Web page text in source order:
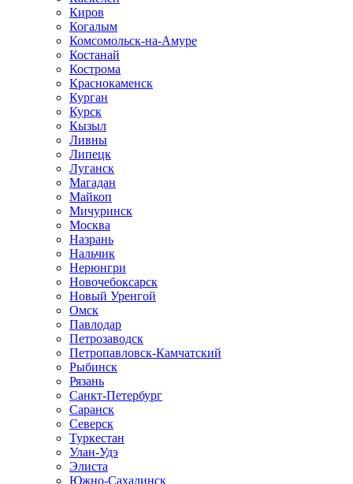
Киров
Когалым
Комсомольск-на-Амуре
Костанай
Кострома
Краснокаменск
Курган
Курск
Кызыл
Ливны
Липецк
Луганск
Магадан
Майкоп
Мичуринск
Москва
Назрань
Нальчик
Нерюнгри
Новочебоксарск
Новый Уренгой
Омск
Павлодар
Петрозаводск
Петропавловск-Камчатский
Рыбинск
Рязань
Санкт-Петербург
Саранск
Северск
Туркестан
Улан-Удэ
Элиста
Южно-Сахалинск